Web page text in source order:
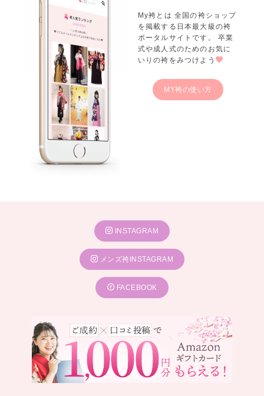
My袴とは 全国の袴ショップ
を掲載する日本最大級の袴
ポータルサイトです。 卒業
式や成人式のためのお気に
いりの袴をみつけよう
MY袴の使い方
INSTAGRAM
メンズ袴INSTAGRAM
FACEBOOK